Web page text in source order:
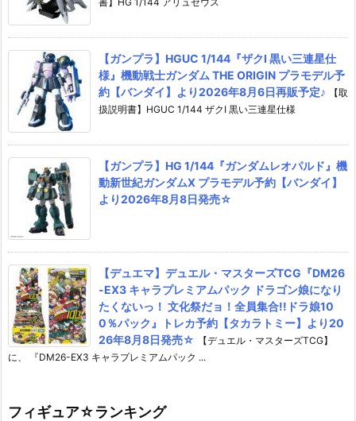
【ガンプラ】HGUC 1/144『ザクI 黒い三連星仕
様』機動戦士ガンダム THE ORIGIN プラモデル予
約【バンダイ】より2026年8月6日再販予定♪
【取
扱説明書】HGUC 1/144 ザクI 黒い三連星仕様
【ガンプラ】HG 1/144『ガンダムレオパルド』機
動新世紀ガンダムX プラモデル予約【バンダイ】
より2026年8月8日発売☆
【デュエマ】デュエル・マスターズTCG『DM26
-EX3 キャラプレミアムパック ドラゴン娘になり
たくないっ！ 文化祭だョ！全員集合!!ドラ娘10
0％パック』トレカ予約【タカラトミー】より20
26年8月8日発売☆
【デュエル・マスターズTCG】
に、 『DM26-EX3 キャラプレミアムパック ...
フィギュア☆ランキング